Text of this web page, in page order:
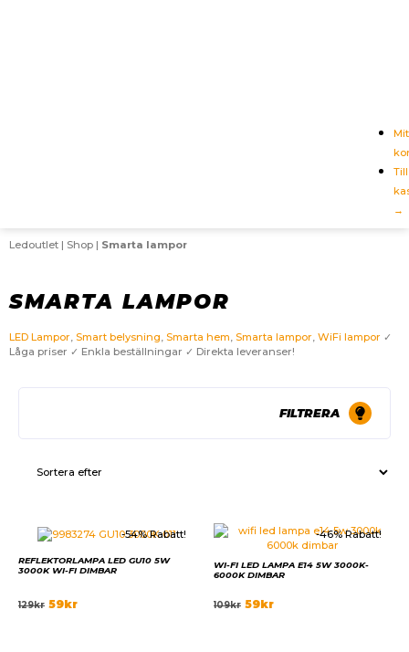
Till
→
Ledoutlet | Shop | Smarta lampor
SMARTA LAMPOR
LED Lampor, Smart belysning, Smarta hem, Smarta lampor, WiFi lampor ✓
Låga priser ✓ Enkla beställningar ✓ Direkta leveranser!
FILTRERA
-54% Rabatt!
REFLEKTORLAMPA LED GU10 5W
3000K WI-FI DIMBAR
129kr 59kr
-46% Rabatt!
WI-FI LED LAMPA E14 5W 3000K-
6000K DIMBAR
109kr 59kr